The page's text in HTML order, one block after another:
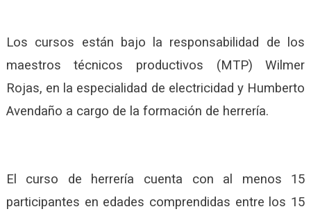
Los cursos están bajo la responsabilidad de los
maestros técnicos productivos (MTP) Wilmer
Rojas, en la especialidad de electricidad y Humberto
Avendaño a cargo de la formación de herrería.
El curso de herrería cuenta con al menos 15
participantes en edades comprendidas entre los 15